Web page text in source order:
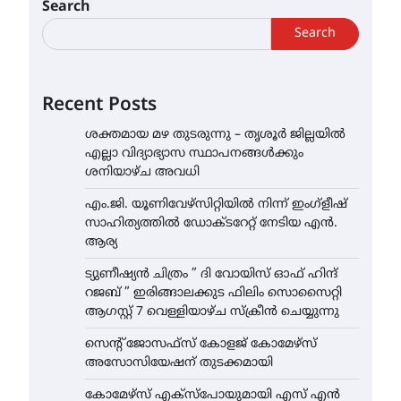
Search
Search
Recent Posts
ശക്തമായ മഴ തുടരുന്നു – തൃശൂർ ജില്ലയിൽ
എല്ലാ വിദ്യാഭ്യാസ സ്ഥാപനങ്ങൾക്കും
ശനിയാഴ്ച അവധി
എം.ജി. യൂണിവേഴ്‌സിറ്റിയിൽ നിന്ന് ഇംഗ്ളീഷ്
സാഹിത്യത്തിൽ ഡോക്ടറേറ്റ് നേടിയ എൻ.
ആര്യ
ട്യുണീഷ്യൻ ചിത്രം ” ദി വോയിസ് ഓഫ് ഹിന്ദ്
റജബ് ” ഇരിങ്ങാലക്കുട ഫിലിം സൊസൈറ്റി
ആഗസ്റ്റ് 7 വെള്ളിയാഴ്ച സ്‌ക്രീൻ ചെയ്യുന്നു
സെന്റ് ജോസഫ്സ് കോളജ് കോമേഴ്‌സ്
അസോസിയേഷന് തുടക്കമായി
കോമേഴ്സ് എക്സ്പോയുമായി എസ് എൻ